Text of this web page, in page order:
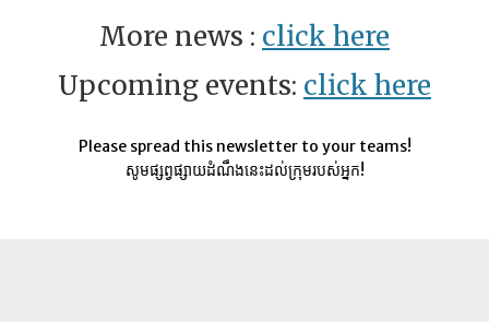
More news : click here
Upcoming events: click here
Please spread this newsletter to your teams!
សូមផ្សព្វផ្សាយដំណឹងនេះដល់ក្រុមរបស់អ្នក!